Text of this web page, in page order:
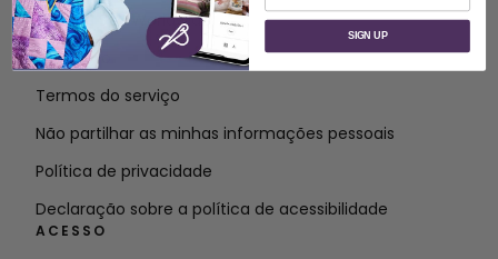
Sobre a SVP Worldwide
Contacto
Termos do serviço
Não partilhar as minhas informações pessoais
Política de privacidade
Declaração sobre a política de acessibilidade
ACESSO
SIGN UP